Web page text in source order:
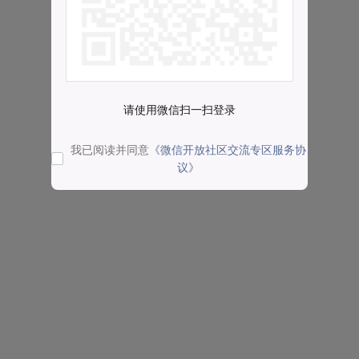
请使用微信扫一扫登录
我已阅读并同意 《微信开放社区交流专区服务协
议》